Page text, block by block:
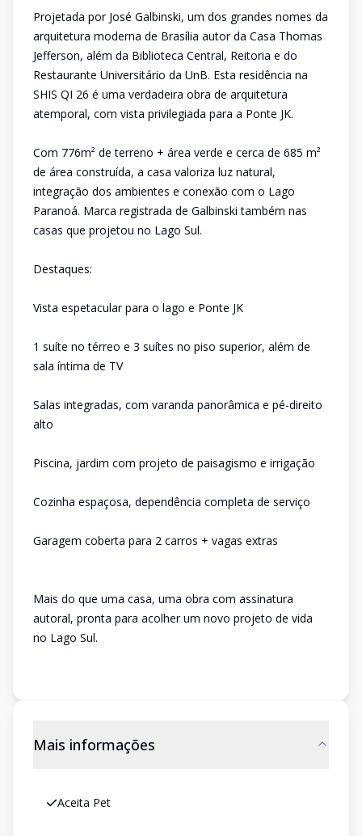
Projetada por José Galbinski, um dos grandes nomes da
arquitetura moderna de Brasília autor da Casa Thomas
Jefferson, além da Biblioteca Central, Reitoria e do
Restaurante Universitário da UnB. Esta residência na
SHIS QI 26 é uma verdadeira obra de arquitetura
atemporal, com vista privilegiada para a Ponte JK.
Com 776m² de terreno + área verde e cerca de 685 m²
de área construída, a casa valoriza luz natural,
integração dos ambientes e conexão com o Lago
Paranoá. Marca registrada de Galbinski também nas
casas que projetou no Lago Sul.
Destaques:
Vista espetacular para o lago e Ponte JK
1 suíte no térreo e 3 suítes no piso superior, além de
sala íntima de TV
Salas integradas, com varanda panorâmica e pé-direito
alto
Piscina, jardim com projeto de paisagismo e irrigação
Cozinha espaçosa, dependência completa de serviço
Garagem coberta para 2 carros + vagas extras
Mais do que uma casa, uma obra com assinatura
autoral, pronta para acolher um novo projeto de vida
no Lago Sul.
Mais informações
Aceita Pet